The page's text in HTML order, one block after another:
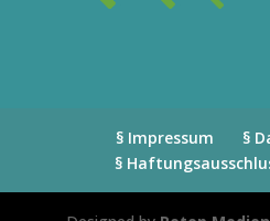
§ Impressum
§
§